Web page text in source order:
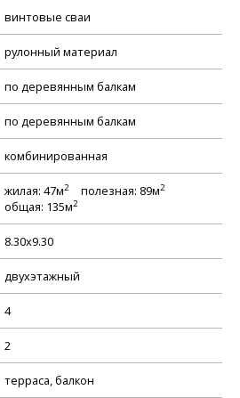
винтовые сваи
рулонный материал
по деревянным балкам
по деревянным балкам
комбинированная
жилая: 47м2 полезная: 89м2
общая: 135м2
8.30х9.30
двухэтажный
4
2
терраса, балкон
(КР)
чертежей основного комплекта КР
спецификация материалов
спецификация элементов
стен
лаг чердака (если есть)
элементов стропил
стропил
системы